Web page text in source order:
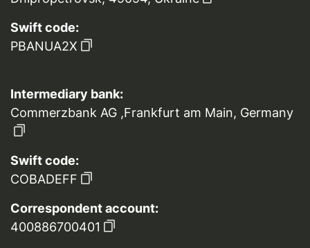
Swift code:
PBANUA2X
Intermediary bank:
Commerzbank AG ,Frankfurt am Main, Germany
Swift code:
COBADEFF
Correspondent account:
400886700401